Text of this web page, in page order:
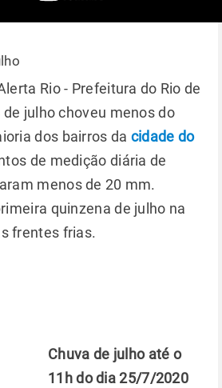
Rio - Prefeitura do Rio de
julho choveu menos do
dos bairros da cidade do
de medição diária de
menos de 20 mm.
quinzena de julho na
frentes frias.
Chuva de julho até o
11h do dia 25/7/2020